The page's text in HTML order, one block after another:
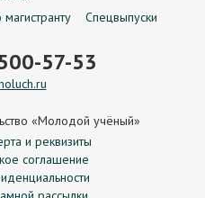
Спецвыпуски
57-53
«Молодой учёный»
и реквизиты
соглашение